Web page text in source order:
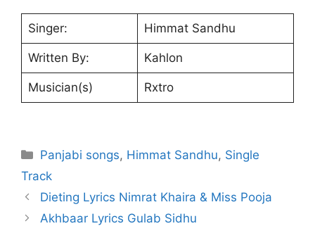
Singer: Himmat Sandhu
Written By: Kahlon
Musician(s) Rxtro
Categories
Panjabi songs, Himmat Sandhu, Single
Track
Dieting Lyrics Nimrat Khaira & Miss Pooja
Akhbaar Lyrics Gulab Sidhu